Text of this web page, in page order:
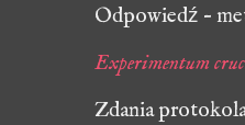
Odpowiedź –
Experimentum
Zdania